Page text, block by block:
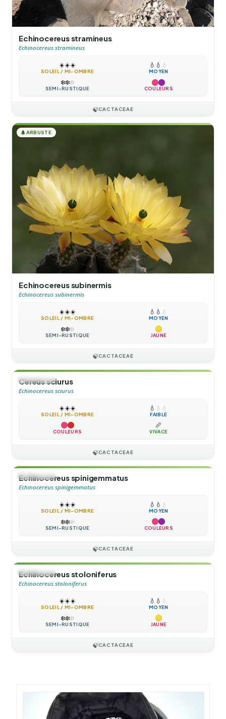
Echinocereus stramineus
Echinocereus stramineus
☀️☀️☀️
SOLEIL / MI-OMBRE
💧 💧 💧
MOYEN
❄️❄️❄️
SEMI-RUSTIQUE COULEURS
🍃CACTACEAE
🌲ARBUSTE
Echinocereus subinermis
Echinocereus subinermis
☀️☀️☀️
SOLEIL / MI-OMBRE
💧 💧 💧
MOYEN
❄️❄️❄️
SEMI-RUSTIQUE JAUNE
🍃CACTACEAE
🌲ARBUSTE
Cereus sciurus
Echinocereus sciurus
☀️☀️☀️
SOLEIL / MI-OMBRE
💧 💧 💧
FAIBLE
COULEURS
📏
VIVACE
🍃CACTACEAE
🌲ARBUSTE
Echinocereus spinigemmatus
Echinocereus spinigemmatus
☀️☀️☀️
SOLEIL / MI-OMBRE
💧 💧 💧
MOYEN
❄️❄️❄️
SEMI-RUSTIQUE COULEURS
🍃CACTACEAE
🌲ARBUSTE
Echinocereus stoloniferus
Echinocereus stoloniferus
☀️☀️☀️
SOLEIL / MI-OMBRE
💧 💧 💧
MOYEN
❄️❄️❄️
SEMI-RUSTIQUE JAUNE
🍃CACTACEAE